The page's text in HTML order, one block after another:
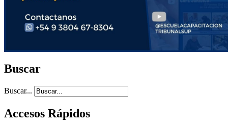
Buscar
Buscar...
Accesos Rápidos